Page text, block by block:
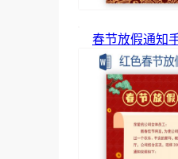
春节放假通知